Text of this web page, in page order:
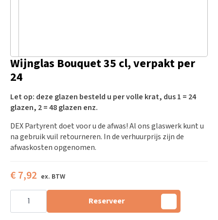
Wijnglas Bouquet 35 cl, verpakt per
24
Let op: deze glazen besteld u per volle krat, dus 1 = 24
glazen, 2 = 48 glazen enz.
DEX Partyrent doet voor u de afwas! Al ons glaswerk kunt u
na gebruik vuil retourneren. In de verhuurprijs zijn de
afwaskosten opgenomen.
€ 7,92
Wijnglas
Bouquet
cl,
Reserveer